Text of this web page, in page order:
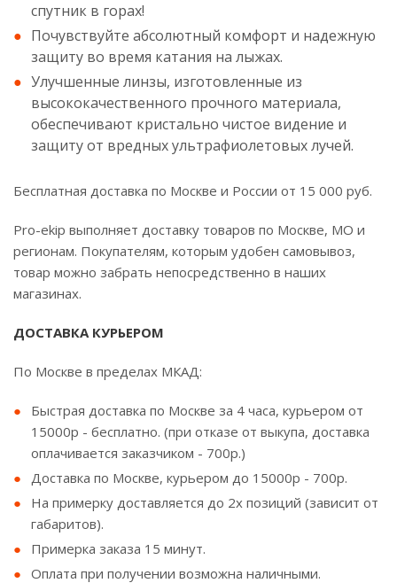
спутник в горах!
Почувствуйте абсолютный комфорт и надежную
защиту во время катания на лыжах.
Улучшенные линзы, изготовленные из
высококачественного прочного материала,
обеспечивают кристально чистое видение и
защиту от вредных ультрафиолетовых лучей.
Бесплатная доставка по Москве и России от 15 000 руб.
Pro-ekip выполняет доставку товаров по Москве, МО и
регионам. Покупателям, которым удобен самовывоз,
товар можно забрать непосредственно в наших
магазинах.
ДОСТАВКА КУРЬЕРОМ
По Москве в пределах МКАД:
Быстрая доставка по Москве за 4 часа, курьером от
15000р - бесплатно. (при отказе от выкупа, доставка
оплачивается заказчиком - 700р.)
Доставка по Москве, курьером до 15000р - 700р.
На примерку доставляется до 2х позиций (зависит от
габаритов).
Примерка заказа 15 минут.
Оплата при получении возможна наличными.